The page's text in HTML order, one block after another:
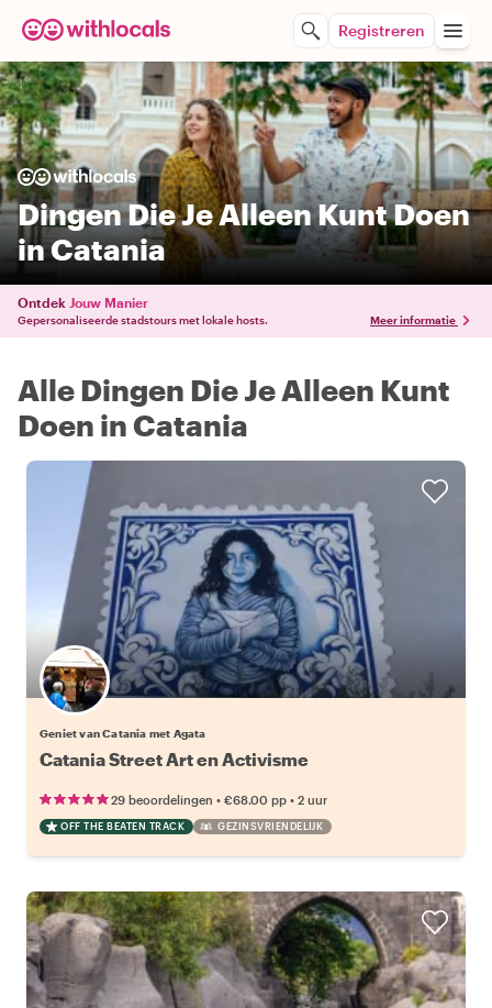
Registreren
Dingen Die Je Alleen Kunt Doen
in Catania
Ontdek Jouw Manier
Gepersonaliseerde stadstours met lokale hosts. Meer informatie
Alle Dingen Die Je Alleen Kunt
Doen in Catania
Geniet van Catania met Agata
Catania Street Art en Activisme
29 beoordelingen • €68.00 pp • 2 uur
OFF THE BEATEN TRACK GEZINSVRIENDELIJK